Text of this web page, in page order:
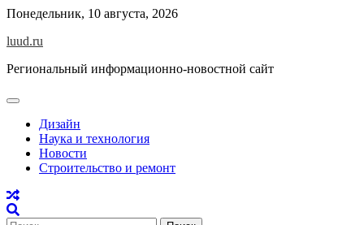
Skip
content
Понедельник, 10 августа, 2026
luud.ru
Региональный информационно-новостной сайт
Дизайн
Наука и технология
Новости
Строительство и ремонт